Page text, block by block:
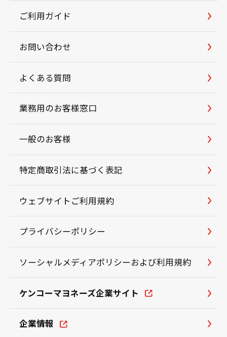
ご利用ガイド
お問い合わせ
よくある質問
業務用のお客様窓口
一般のお客様
特定商取引法に基づく表記
ウェブサイトご利用規約
プライバシーポリシー
ソーシャルメディアポリシーおよび利用規約
ケンコーマヨネーズ企業サイト
企業情報